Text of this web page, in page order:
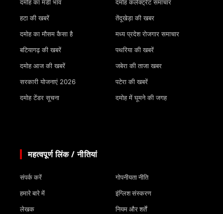
दमोह का मंडी भाव
हटा की खबरें
दमोह का मौसम कैसा है
बटियागढ़ की खबरें
दमोह आज की खबरें
सरकारी योजनाएं 2026
दमोह टेंडर सूचना
दमोह कलेक्ट्रेट समाचार
तेंदूखेड़ा की खबर
मध्य प्रदेश रोजगार समाचार
पथरिया की खबरें
जबेरा की ताजा खबर
पटेरा की खबरें
दमोह में घूमने की जगह
महत्वपूर्ण लिंक / नीतियां
संपर्क करें
हमारे बारे में
लेखक
गोपनीयता नीति
इंग्लिश संस्करण
नियम और शर्तें